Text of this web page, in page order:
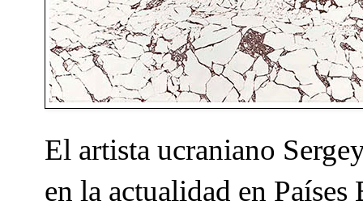
El artista ucraniano
en la actualidad en